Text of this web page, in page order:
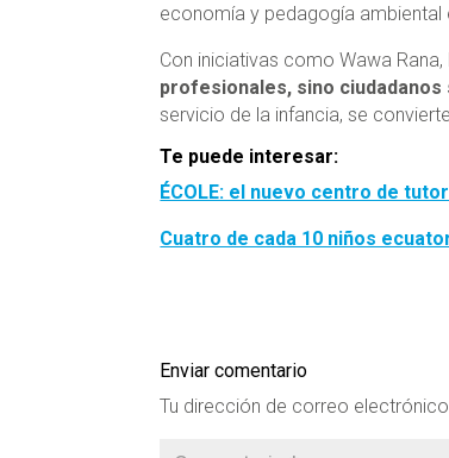
economía y pedagogía ambiental
Con iniciativas como Wawa Rana,
profesionales, sino
servicio de la infancia, se
Te puede interesar:
ÉCOLE: el nuevo centro de
Cuatro de cada 10 niños
Enviar comentario
Tu dirección de correo